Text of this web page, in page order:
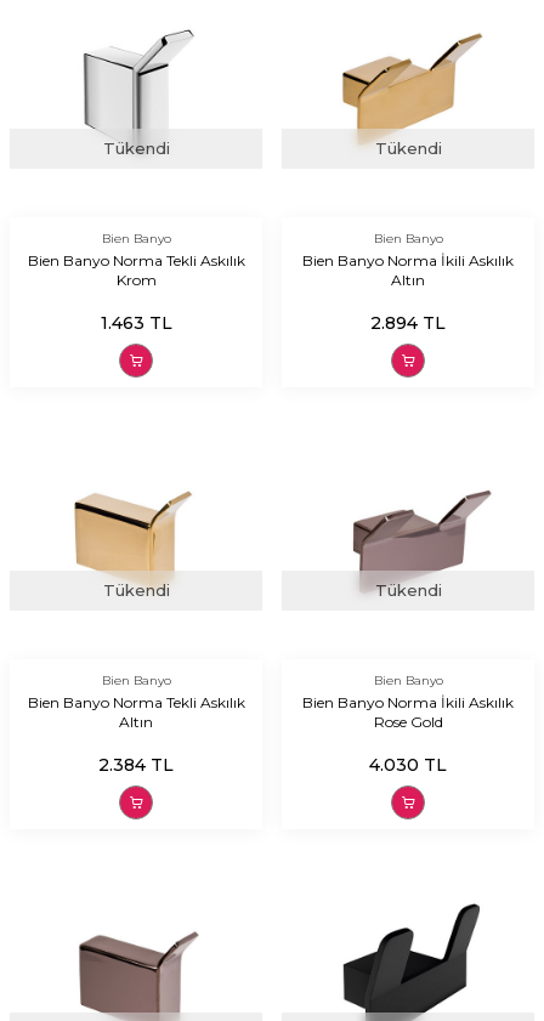
Tükendi
Bien Banyo
Bien Banyo Norma Tekli Askılık
Krom
1.463 TL
Tükendi
Bien Banyo
Bien Banyo Norma İkili Askılık
Altın
2.894 TL
Tükendi
Bien Banyo
Bien Banyo Norma Tekli Askılık
Altın
2.384 TL
Tükendi
Bien Banyo
Bien Banyo Norma İkili Askılık
Rose Gold
4.030 TL